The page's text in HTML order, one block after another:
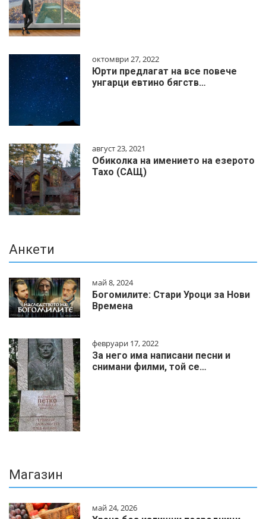
октомври 27, 2022
Юрти предлагат на все повече
унгарци евтино бягств…
август 23, 2021
Обиколка на имението на езерото
Тахо (САЩ)
Анкети
май 8, 2024
Богомилите: Стари Уроци за Нови
Времена
февруари 17, 2022
За него има написани песни и
снимани филми, той се…
Магазин
май 24, 2026